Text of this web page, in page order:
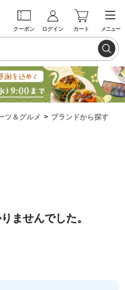
クーポン ログイン カート メニュー
ツ＆グルメ
ブランドから探す
ませんでした。